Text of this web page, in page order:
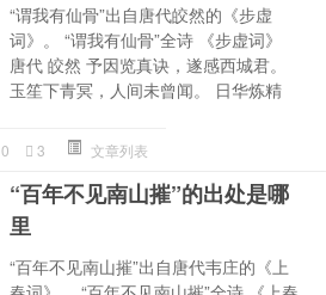
“谓我有仙骨”出自唐代皎然的《步虚
词》。 “谓我有仙骨”全诗 《步虚词》
唐代 皎然 予因览真诀，遂感西城君。
玉笙下青冥，人间未曾闻。 日华炼精
0 3 文章列表
“百年不见南山摧”的出处是哪
里
“百年不见南山摧”出自唐代韦庄的《上